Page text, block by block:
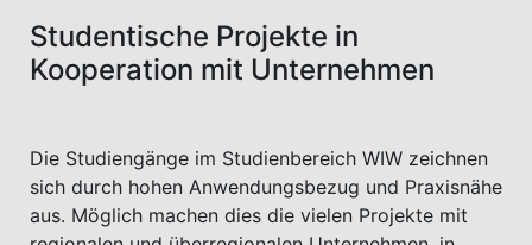
Studentische Projekte in
Kooperation mit Unternehmen
Die Studiengänge im Studienbereich WIW zeichnen
sich durch hohen Anwendungsbezug und Praxisnähe
aus. Möglich machen dies die vielen Projekte mit